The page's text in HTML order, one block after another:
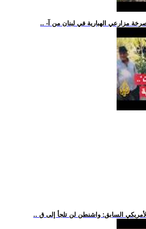
مزارعي الهبارية في لبنان من آ
السابق: واشنطن لن تلجأ إلى ق